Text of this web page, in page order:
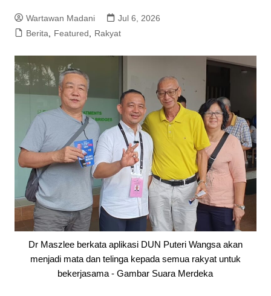
Wartawan Madani
Jul 6, 2026
Berita, Featured, Rakyat
Dr Maszlee berkata aplikasi DUN Puteri Wangsa akan
menjadi mata dan telinga kepada semua rakyat untuk
bekerjasama - Gambar Suara Merdeka